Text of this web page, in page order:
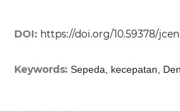
DOI: https://doi.org/10.59378/
Keywords: Sepeda, kecepatan,